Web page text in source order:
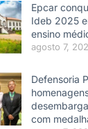
Epcar
Ideb 2025
ensino
agosto 7,
Defensoria
com